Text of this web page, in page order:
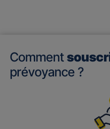
Comment
prévoyance ?